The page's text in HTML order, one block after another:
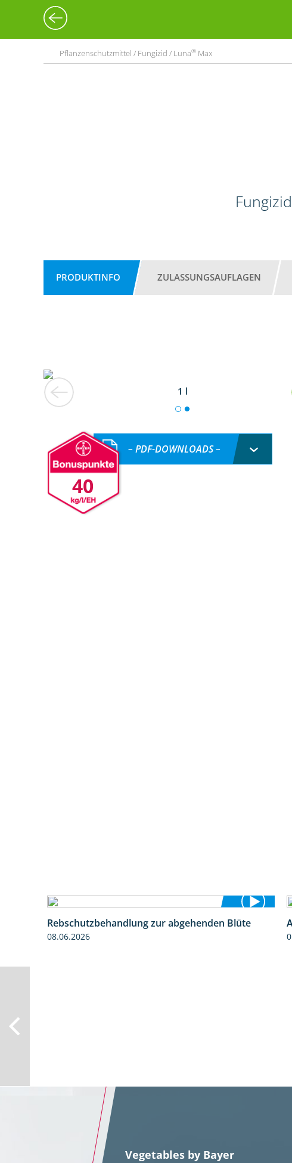
Pflanzenschutzmittel / Fungizid / Luna® Max
PRODUKTINFO ZULASSUNGSAUFLAGEN
1 l
40
– PDF-DOWNLOADS –
3:06
Rebschutzbehandlung zur abgehenden Blüte
08.06.2026
Vegetables by Bayer